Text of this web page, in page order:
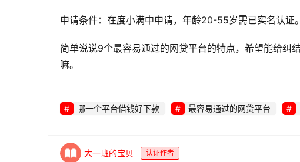
申请条件：在度小满中申请，年龄20-55岁需已实名认证。
简单说说9个最容易通过的网贷平台的特点，希望能给纠
嘛。
哪一个平台借钱好下款 最容易通过的网贷平台
大一班的宝贝 认证作者